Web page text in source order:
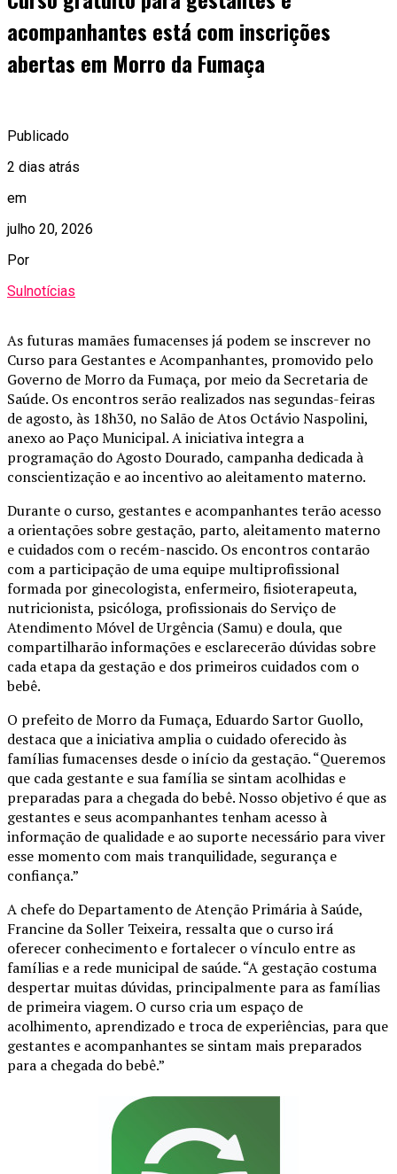
acompanhantes está com inscrições
abertas em Morro da Fumaça
Publicado
2 dias atrás
em
julho 20, 2026
Por
Sulnotícias
As futuras mamães fumacenses já podem se inscrever no
Curso para Gestantes e Acompanhantes, promovido pelo
Governo de Morro da Fumaça, por meio da Secretaria de
Saúde. Os encontros serão realizados nas segundas-feiras
de agosto, às 18h30, no Salão de Atos Octávio Naspolini,
anexo ao Paço Municipal. A iniciativa integra a
programação do Agosto Dourado, campanha dedicada à
conscientização e ao incentivo ao aleitamento materno.
Durante o curso, gestantes e acompanhantes terão acesso
a orientações sobre gestação, parto, aleitamento materno
e cuidados com o recém-nascido. Os encontros contarão
com a participação de uma equipe multiprofissional
formada por ginecologista, enfermeiro, fisioterapeuta,
nutricionista, psicóloga, profissionais do Serviço de
Atendimento Móvel de Urgência (Samu) e doula, que
compartilharão informações e esclarecerão dúvidas sobre
cada etapa da gestação e dos primeiros cuidados com o
bebê.
O prefeito de Morro da Fumaça, Eduardo Sartor Guollo,
destaca que a iniciativa amplia o cuidado oferecido às
famílias fumacenses desde o início da gestação. “Queremos
que cada gestante e sua família se sintam acolhidas e
preparadas para a chegada do bebê. Nosso objetivo é que as
gestantes e seus acompanhantes tenham acesso à
informação de qualidade e ao suporte necessário para viver
esse momento com mais tranquilidade, segurança e
confiança.”
A chefe do Departamento de Atenção Primária à Saúde,
Francine da Soller Teixeira, ressalta que o curso irá
oferecer conhecimento e fortalecer o vínculo entre as
famílias e a rede municipal de saúde. “A gestação costuma
despertar muitas dúvidas, principalmente para as famílias
de primeira viagem. O curso cria um espaço de
acolhimento, aprendizado e troca de experiências, para que
gestantes e acompanhantes se sintam mais preparados
para a chegada do bebê.”